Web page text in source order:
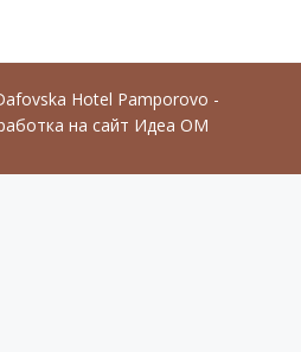
Hotel Pamporovo -
на сайт Идеа ОМ